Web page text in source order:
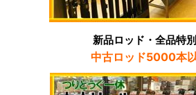
新品ロッド・全品特
中古ロッド5000本